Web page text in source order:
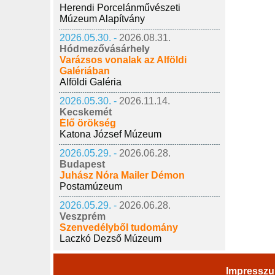
Herendi Porcelánművészeti
Múzeum Alapítvány
2026.05.30. - 2026.08.31.
Hódmezővásárhely
Varázsos vonalak az Alföldi
Galériában
Alföldi Galéria
2026.05.30. - 2026.11.14.
Kecskemét
Élő örökség
Katona József Múzeum
2026.05.29. - 2026.06.28.
Budapest
Juhász Nóra Mailer Démon
Postamúzeum
2026.05.29. - 2026.06.28.
Veszprém
Szenvedélyből tudomány
Laczkó Dezső Múzeum